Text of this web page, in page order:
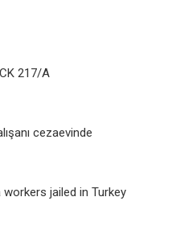
217/A
cezaevinde
jailed in Turkey